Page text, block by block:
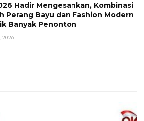
Hadir Mengesankan, Kombinasi
Perang Bayu dan Fashion Modern
Banyak Penonton
2026